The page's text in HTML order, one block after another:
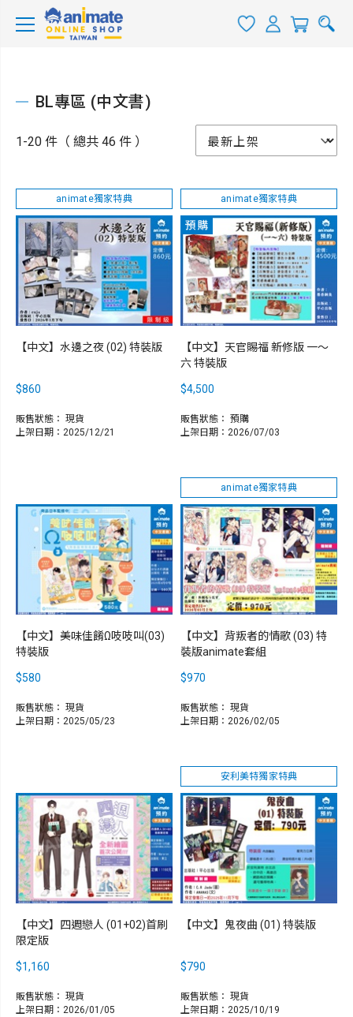
BL專區 (中文書)
1-20 件（ 總共 46 件 ）
animate獨家特典
【中文】水邊之夜 (02) 特裝版
$860
販售狀態： 現貨
上架日期：2025/12/21
animate獨家特典
【中文】天官賜福 新修版 一～
六 特裝版
$4,500
販售狀態： 預購
上架日期：2026/07/03
【中文】美味佳餚Ω吱吱叫(03)
特裝版
$580
販售狀態： 現貨
上架日期：2025/05/23
animate獨家特典
【中文】背叛者的情歌 (03) 特
裝版animate套組
$970
販售狀態： 現貨
上架日期：2026/02/05
【中文】四週戀人 (01+02)首刷
限定版
$1,160
販售狀態： 現貨
上架日期：2026/01/05
安利美特獨家特典
【中文】鬼夜曲 (01) 特裝版
$790
販售狀態： 現貨
上架日期：2025/10/19